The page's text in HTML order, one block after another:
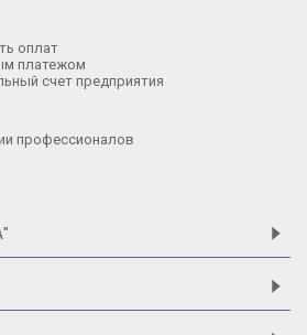
оплат
платежом
счет предприятия
профессионалов